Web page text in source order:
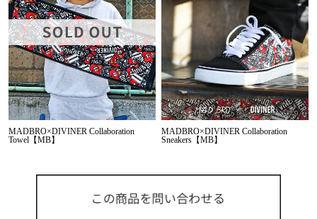
MADBRO×DIVINER Collaboration
Towel【MB】
MADBRO×DIVINER Collaboration
Sneakers【MB】